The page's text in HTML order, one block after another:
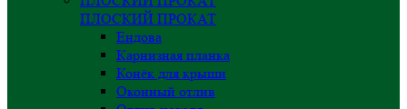
ПЛОСКИЙ ПРОКАТ
Ендова
Карнизная планка
Конёк для крыши
Оконный отлив